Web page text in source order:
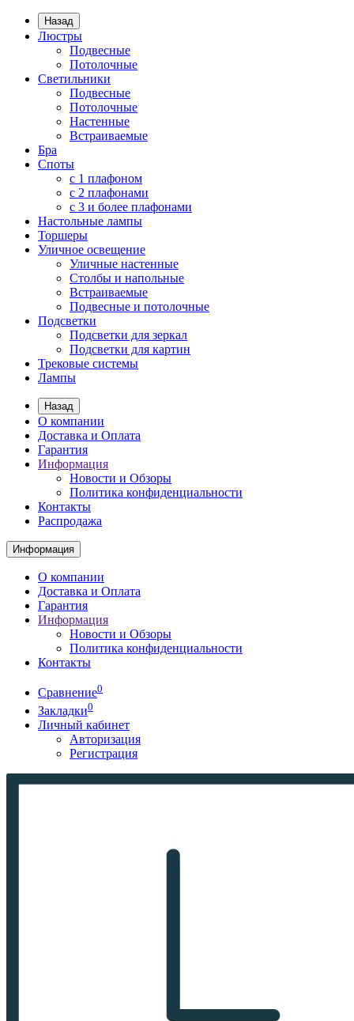
Назад
Люстры
Подвесные
Потолочные
Светильники
Подвесные
Потолочные
Настенные
Встраиваемые
Бра
Споты
с 1 плафоном
с 2 плафонами
с 3 и более плафонами
Настольные лампы
Торшеры
Уличное освещение
Уличные настенные
Столбы и напольные
Встраиваемые
Подвесные и потолочные
Подсветки
Подсветки для зеркал
Подсветки для картин
Трековые системы
Лампы
Назад
О компании
Доставка и Оплата
Гарантия
Информация
Новости и Обзоры
Политика конфиденциальности
Контакты
Распродажа
Информация
О компании
Доставка и Оплата
Гарантия
Информация
Новости и Обзоры
Политика конфиденциальности
Контакты
Сравнение0
Закладки0
Личный кабинет
Авторизация
Регистрация